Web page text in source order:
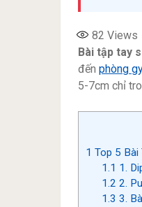
82 Views
Bài tập tay
đến phòng
5-7cm chỉ
1 Top 5 Bài
1.1 1.
1.2 2.
1.3 3.